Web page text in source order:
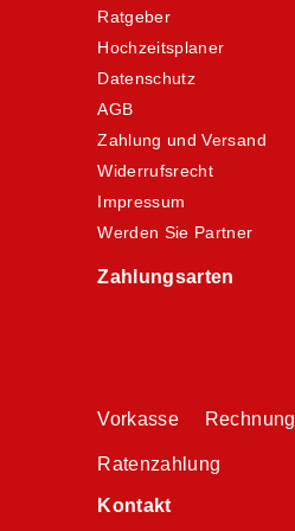
Ratgeber
Hochzeitsplaner
Datenschutz
AGB
Zahlung und Versand
Widerrufsrecht
Impressum
Werden Sie Partner
Zahlungsarten
Vorkasse Rechnung
Ratenzahlung
Kontakt